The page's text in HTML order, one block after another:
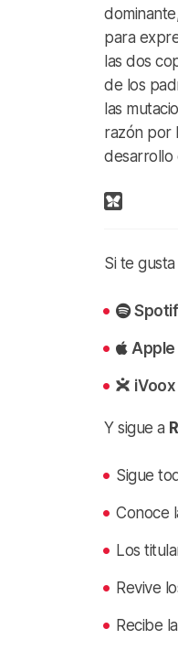
para
las dos
de los
las
razón por
desarrollo
Si te gusta
iVoox
Y sigue a
Sigue
Conoce
Los
Revive
Recibe